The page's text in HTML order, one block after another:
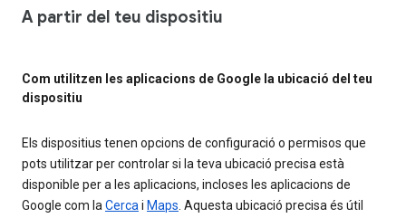
A partir del teu dispositiu
Com utilitzen les aplicacions de Google la ubicació del teu
dispositiu
Els dispositius tenen opcions de configuració o permisos que
pots utilitzar per controlar si la teva ubicació precisa està
disponible per a les aplicacions, incloses les aplicacions de
Google com laCercai Maps. Aquesta ubicació precisa és útil